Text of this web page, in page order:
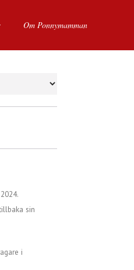
Om Ponnymamman
sin
i